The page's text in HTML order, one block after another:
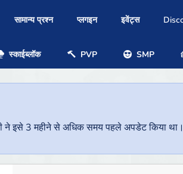
सामान्य प्रश्न प्लगइन इवेंट्स
स्काईब्लॉक PVP SMP
ने इसे 3 महीने से अधिक समय पहले अपडेट किया था।